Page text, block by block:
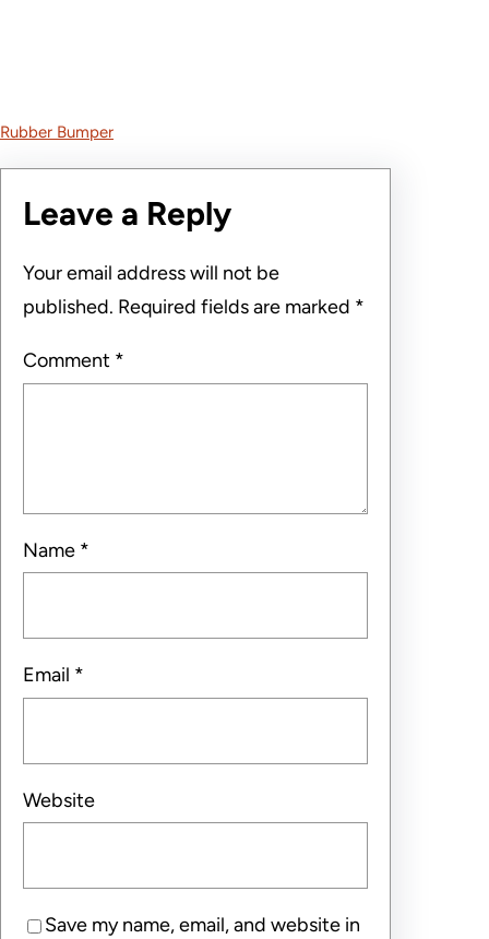
Rubber Bumper
Leave a Reply
Your email address will not be
published. Required fields are marked *
Comment *
Name *
Email *
Website
Save my name, email, and website in